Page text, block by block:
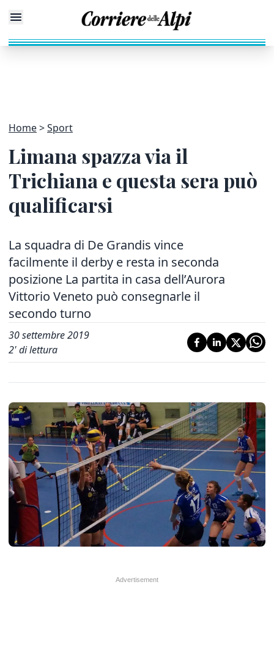
Home Sport
Limana spazza via il
Trichiana e questa sera può
qualificarsi
La squadra di De Grandis vince
facilmente il derby e resta in seconda
posizione La partita in casa dell’Aurora
Vittorio Veneto può consegnarle il
secondo turno
30 settembre 2019
2' di lettura